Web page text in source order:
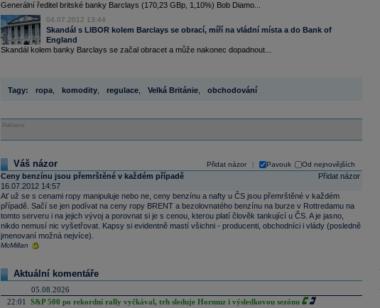
Generální ředitel britské banky Barclays (170,23 GBp, 1,10%) Bob Diamo...
04.07.2012 13:44
Skandál s LIBOR kolem Barclays se obrací, míří na vládní místa a do Bank of
England
Skandál kolem banky Barclays se začal obracet a může nakonec dopadnout...
Tagy: ropa, komodity, regulace, Velká Británie, obchodování
Reklama
Přidat názor Pavouk Od nejnovějších
Váš názor
Přidat názor
Ceny benzínu jsou přemrštěné v každém případě
16.07.2012 14:57
Ať už se s cenami ropy manipuluje nebo ne, ceny benzínu a nafty u ČS jsou přemrštěné v každém
případě. Sačí se jen podívat na ceny ropy BRENT a bezolovnatého benzínu na burze v Rottredamu na
tomto serveru i na jejich vývoj a porovnat si je s cenou, kterou platí člověk tankující u ČS. A je jasno,
nikdo nemusí nic vyšetřovat. Kapsy si evidentně mastí všichni - producenti, obchodníci i vlády (posledně
jmenovaní možná nejvíce).
McMillan
Aktuální komentáře
05.08.2026
22:01
S&P 500 po rekordní rally vyčkával, trh sleduje Hormuz i výsledkovou sezónu